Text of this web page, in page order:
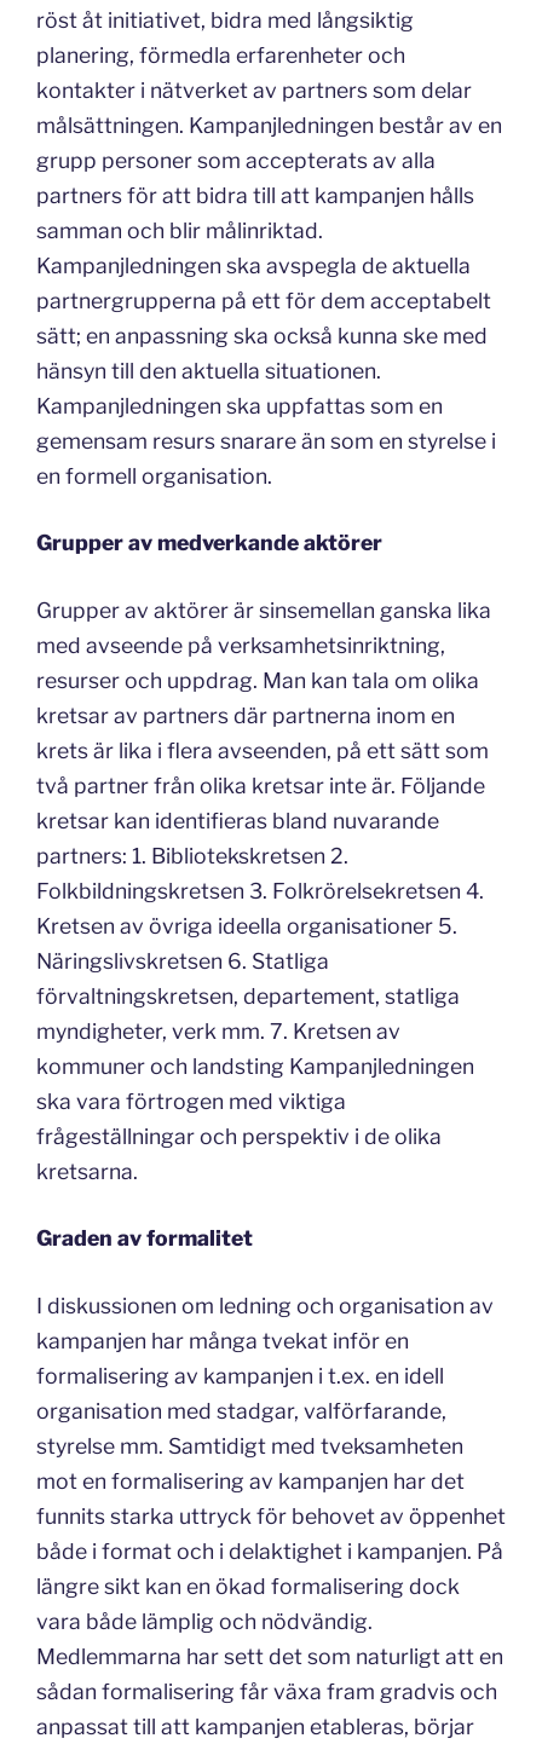
röst åt initiativet, bidra med långsiktig
planering, förmedla erfarenheter och
kontakter i nätverket av partners som delar
målsättningen. Kampanjledningen består av en
grupp personer som accepterats av alla
partners för att bidra till att kampanjen hålls
samman och blir målinriktad.
Kampanjledningen ska avspegla de aktuella
partnergrupperna på ett för dem acceptabelt
sätt; en anpassning ska också kunna ske med
hänsyn till den aktuella situationen.
Kampanjledningen ska uppfattas som en
gemensam resurs snarare än som en styrelse i
en formell organisation.
Grupper av medverkande aktörer
Grupper av aktörer är sinsemellan ganska lika
med avseende på verksamhetsinriktning,
resurser och uppdrag. Man kan tala om olika
kretsar av partners där partnerna inom en
krets är lika i flera avseenden, på ett sätt som
två partner från olika kretsar inte är. Följande
kretsar kan identifieras bland nuvarande
partners: 1. Bibliotekskretsen 2.
Folkbildningskretsen 3. Folkrörelsekretsen 4.
Kretsen av övriga ideella organisationer 5.
Näringslivskretsen 6. Statliga
förvaltningskretsen, departement, statliga
myndigheter, verk mm. 7. Kretsen av
kommuner och landsting Kampanjledningen
ska vara förtrogen med viktiga
frågeställningar och perspektiv i de olika
kretsarna.
Graden av formalitet
I diskussionen om ledning och organisation av
kampanjen har många tvekat inför en
formalisering av kampanjen i t.ex. en idell
organisation med stadgar, valförfarande,
styrelse mm. Samtidigt med tveksamheten
mot en formalisering av kampanjen har det
funnits starka uttryck för behovet av öppenhet
både i format och i delaktighet i kampanjen. På
längre sikt kan en ökad formalisering dock
vara både lämplig och nödvändig.
Medlemmarna har sett det som naturligt att en
sådan formalisering får växa fram gradvis och
anpassat till att kampanjen etableras, börjar